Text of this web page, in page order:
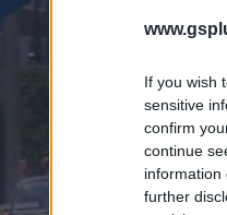
If you wish
sensitive
confirm
continue
information
further